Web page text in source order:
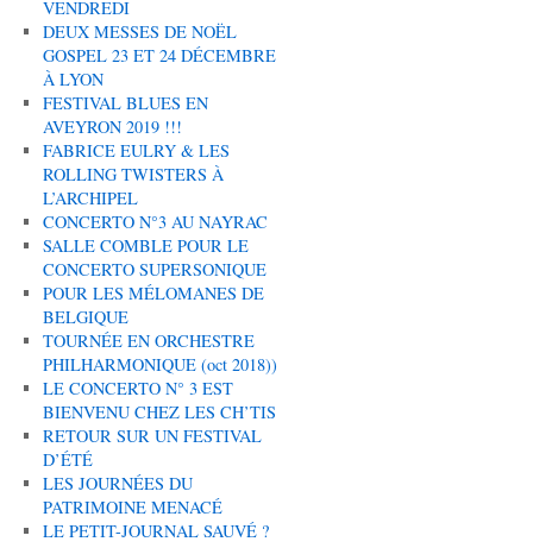
VENDREDI
DEUX MESSES DE NOËL
GOSPEL 23 ET 24 DÉCEMBRE
À LYON
FESTIVAL BLUES EN
AVEYRON 2019 !!!
FABRICE EULRY & LES
ROLLING TWISTERS À
L’ARCHIPEL
CONCERTO N°3 AU NAYRAC
SALLE COMBLE POUR LE
CONCERTO SUPERSONIQUE
POUR LES MÉLOMANES DE
BELGIQUE
TOURNÉE EN ORCHESTRE
PHILHARMONIQUE (oct 2018))
LE CONCERTO N° 3 EST
BIENVENU CHEZ LES CH’TIS
RETOUR SUR UN FESTIVAL
D’ÉTÉ
LES JOURNÉES DU
PATRIMOINE MENACÉ
LE PETIT-JOURNAL SAUVÉ ?